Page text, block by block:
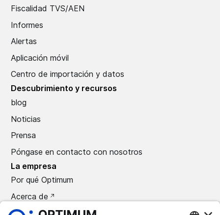
Fiscalidad TVS/AEN
Informes
Alertas
Aplicación móvil
Centro de importación y datos
Descubrimiento y recursos
blog
Noticias
Prensa
Póngase en contacto con nosotros
La empresa
Por qué Optimum
Acerca de
Carreras